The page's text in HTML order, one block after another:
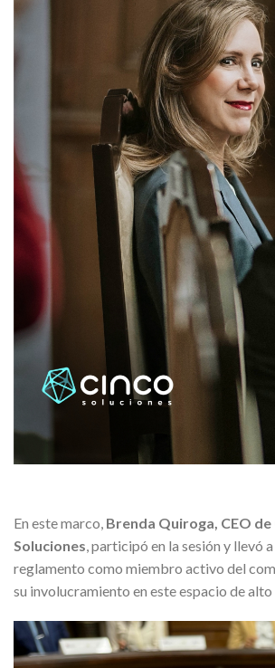
En este marco, Brenda Quiroga, CEO de
Soluciones, participó en la sesión y llevó
reglamento como miembro activo del
su involucramiento en este espacio de alto